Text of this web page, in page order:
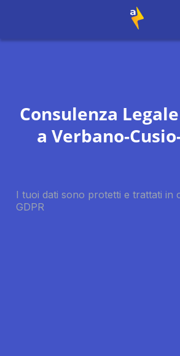
Consulenza
a Verbano-